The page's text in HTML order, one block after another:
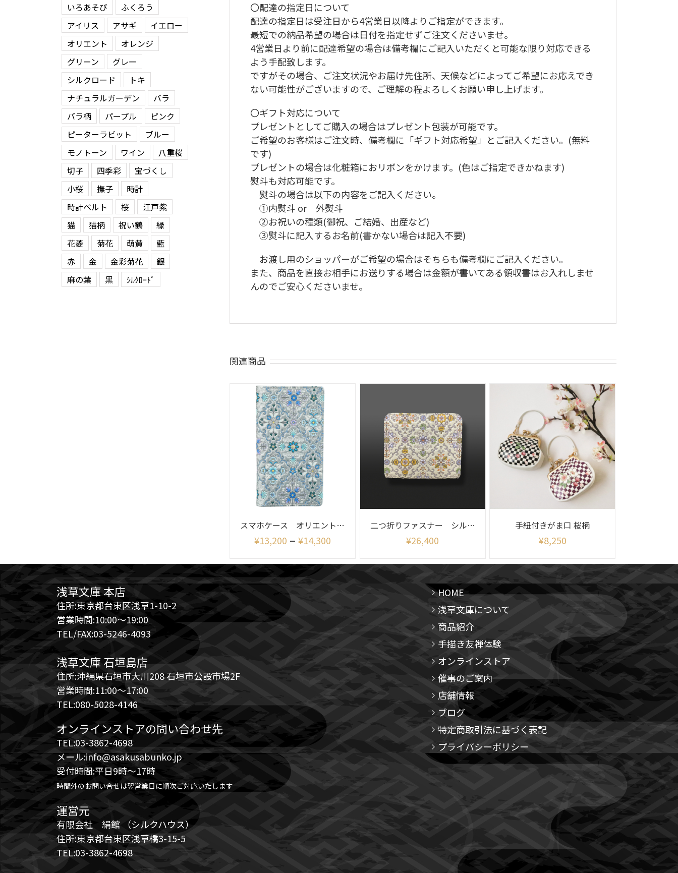
〇配達の指定日について
配達の指定日は受注日から4営業日以降よりご指定ができます。
最短での納品希望の場合は日付を指定せずご注文くださいませ。
4営業日より前に配達希望の場合は備考欄にご記入いただくと可能な限り対応できる
よう手配致します。
ですがその場合、ご注文状況やお届け先住所、天候などによってご希望にお応えでき
ない可能性がございますので、ご理解の程よろしくお願い申し上げます。
〇ギフト対応について
プレゼントとしてご購入の場合はプレゼント包装が可能です。
ご希望のお客様はご注文時、備考欄に「ギフト対応希望」とご記入ください。(無料
です)
プレゼントの場合は化粧箱におリボンをかけます。(色はご指定できかねます)
熨斗も対応可能です。
熨斗の場合は以下の内容をご記入ください。
①内熨斗 or 外熨斗
②お祝いの種類(御祝、ご結婚、出産など)
③熨斗に記入するお名前(書かない場合は記入不要)
お渡し用のショッパーがご希望の場合はそちらも備考欄にご記入ください。
また、商品を直接お相手にお送りする場合は金額が書いてある領収書はお入れしませ
んのでご安心くださいませ。
関連商品
スマホケース オリエント(シャイニー)
¥13,200 –¥14,300
二つ折りファスナー シルクロード
¥26,400
手紐付きがま口 桜柄
¥8,250
いろあそび
ふくろう
アイリス
アサギ
イエロー
オリエント
オレンジ
グリーン
グレー
シルクロード
トキ
ナチュラルガーデン
バラ
バラ柄
パープル
ピンク
ピーターラビット
ブルー
モノトーン
ワイン
八重桜
切子
四季彩
宝づくし
小桜
撫子
時計
時計ベルト
桜
江戸紫
猫
猫柄 祝い鶴
緑
花菱
菊花 萌黄
藍
赤
金 金彩菊花
銀
麻の葉
黒 ｼﾙｸﾛｰﾄﾞ
浅草文庫 本店
住所:東京都台東区浅草1-10-2
営業時間:10:00～19:00
TEL/FAX:03-5246-4093
浅草文庫 石垣島店
住所:沖縄県石垣市大川208 石垣市公設市場2F
営業時間:11:00～17:00
TEL:080-5028-4146
オンラインストアの問い合わせ先
TEL:03-3862-4698
メール:info@asakusabunko.jp
受付時間:平日9時～17時
時間外のお問い合せは翌営業日に順次ご対応いたします
運営元
有限会社 絹館 （シルクハウス）
住所:東京都台東区浅草橋3-15-5
TEL:03-3862-4698
HOME
浅草文庫について
商品紹介
手描き友禅体験
オンラインストア
催事のご案内
店舗情報
ブログ
特定商取引法に基づく表記
プライバシーポリシー